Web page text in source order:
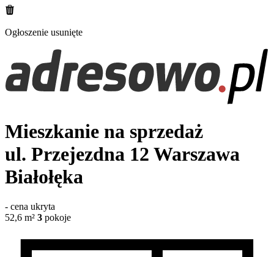
Ogłoszenie usunięte
Mieszkanie na sprzedaż
ul. Przejezdna 12 Warszawa
Białołęka
- cena ukryta
52,6 m² 3 pokoje